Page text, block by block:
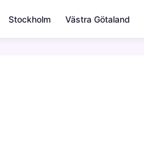
Stockholm Västra Götaland